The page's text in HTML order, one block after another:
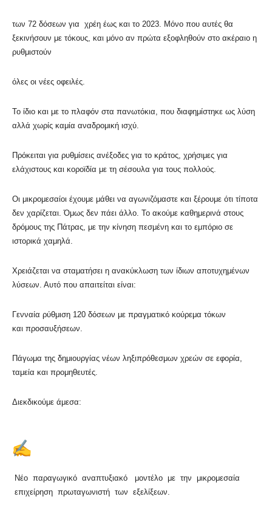
των 72 δόσεων για χρέη έως και το 2023. Μόνο που αυτές θα
ξεκινήσουν με τόκους, και μόνο αν πρώτα εξοφληθούν στο ακέραιο η
ρυθμιστούν
όλες οι νέες οφειλές.
Το ίδιο και με το πλαφόν στα πανωτόκια, που διαφημίστηκε ως λύση
αλλά χωρίς καμία αναδρομική ισχύ.
Πρόκειται για ρυθμίσεις ανέξοδες για το κράτος, χρήσιμες για
ελάχιστους και κοροϊδία με τη σέσουλα για τους πολλούς.
Οι μικρομεσαίοι έχουμε μάθει να αγωνιζόμαστε και ξέρουμε ότι τίποτα
δεν χαρίζεται. Όμως δεν πάει άλλο. Το ακούμε καθημερινά στους
δρόμους της Πάτρας, με την κίνηση πεσμένη και το εμπόριο σε
ιστορικά χαμηλά.
Χρειάζεται να σταματήσει η ανακύκλωση των ίδιων αποτυχημένων
λύσεων. Αυτό που απαιτείται είναι:
Γενναία ρύθμιση 120 δόσεων με πραγματικό κούρεμα τόκων
και προσαυξήσεων.
Πάγωμα της δημιουργίας νέων ληξιπρόθεσμων χρεών σε εφορία,
ταμεία και προμηθευτές.
Διεκδικούμε άμεσα:
Νέο παραγωγικό αναπτυξιακό μοντέλο με την μικρομεσαία
επιχείρηση πρωταγωνιστή των εξελίξεων.